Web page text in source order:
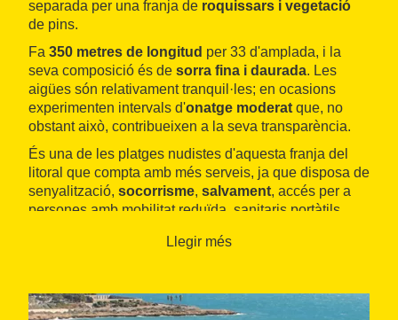
separada per una franja de roquissars i vegetació
de pins.
Fa 350 metres de longitud per 33 d'amplada, i la
seva composició és de sorra fina i daurada. Les
aigües són relativament tranquil·les; en ocasions
experimenten intervals d'onatge moderat que, no
obstant això, contribueixen a la seva transparència.
És una de les platges nudistes d'aquesta franja del
litoral que compta amb més serveis, ja que disposa de
senyalització, socorrisme, salvament, accés per a
persones amb mobilitat reduïda, sanitaris portàtils,
per a vehicles.
habituals. A això hi contribueix la relativa proximitat
delport esportiu de Tarragona, que disposa de
Llegir més